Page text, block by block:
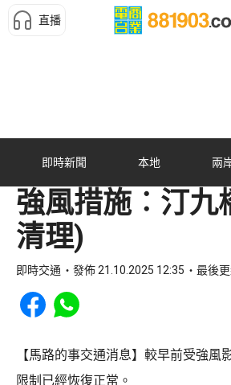
直播
即時新聞 本地 兩
強風措施︰汀九
清理)
即時交通 發佈 21.10.2025 12:35 最後
Share to Facebook
Share to WhatsApp
【馬路的事交通消息】較早前受強風
限制已經恢復正常。